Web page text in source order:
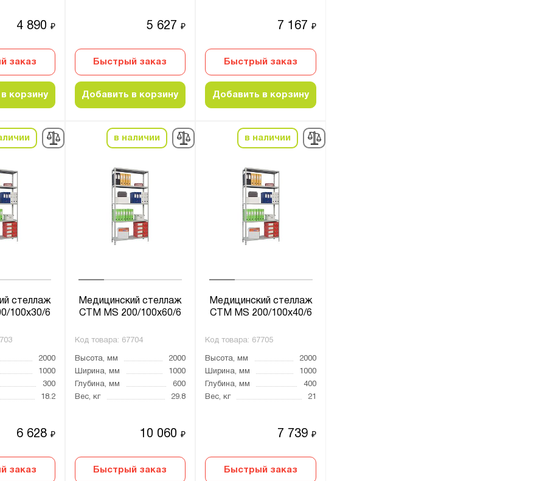
4 890 ₽
заказ
корзину
5 627₽
Быстрый заказ
Добавить в корзину
7 167 ₽
Быстрый заказ
Добавить в корзину
стеллаж
100х30/6
2000
1000
300
18.2
6 628 ₽
заказ
в наличии
Медицинский стеллаж
СТМ MS 200/100х60/6
Код товара: 67704
Высота, мм
2000
Ширина, мм
1000
Глубина, мм
600
Вес, кг
29.8
10 060₽
Быстрый заказ
в наличии
Медицинский стеллаж
СТМ MS 200/100х40/6
Код товара: 67705
Высота, мм
2000
Ширина, мм
1000
Глубина, мм
400
Вес, кг
21
7 739 ₽
Быстрый заказ